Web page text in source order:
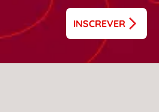
INSCREVER